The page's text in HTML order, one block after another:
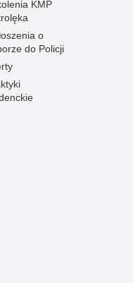
KMP
o
do Policji